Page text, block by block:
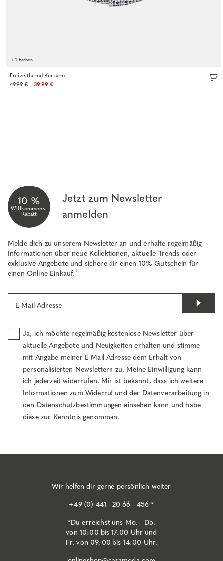
+ 1 Farben
Freizeithemd Kurzarm
49.99 €
39.99 €
10 %
Willkommens-
Rabatt
Jetzt zum Newsletter
anmelden
Melde dich zu unserem Newsletter an und erhalte regelmäßig
Informationen über neue Kollektionen, aktuelle Trends oder
exklusive Angebote und sichere dir einen 10% Gutschein für
einen Online-Einkauf.¹
E-Mail-Adresse
Ja, ich möchte regelmäßig kostenlose Newsletter über
aktuelle Angebote und Neuigkeiten erhalten und stimme
mit Angabe meiner E-Mail-Adresse dem Erhalt von
personalisierten Newslettern zu. Meine Einwilligung kann
ich jederzeit widerrufen. Mir ist bekannt, dass ich weitere
Informationen zum Widerruf und der Datenverarbeitung in
den Datenschutzbestimmungen einsehen kann und habe
diese zur Kenntnis genommen.
Wir helfen dir gerne persönlich weiter
+49 (0) 441 - 20 66 - 456 *
*Du erreichst uns Mo. - Do.
von 10:00 bis 17:00 Uhr und
Fr. von 09:00 bis 14:00 Uhr.